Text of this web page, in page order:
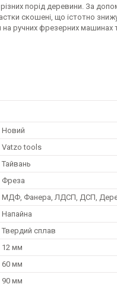
порід деревини. За
скошені, що істотно
ручних фрезерних машинах
Новий
Vatzo tools
Тайвань
Фреза
МДФ, Фанера, ЛДСП, ДСП,
Напайна
Твердий сплав
12 мм
60 мм
90 мм